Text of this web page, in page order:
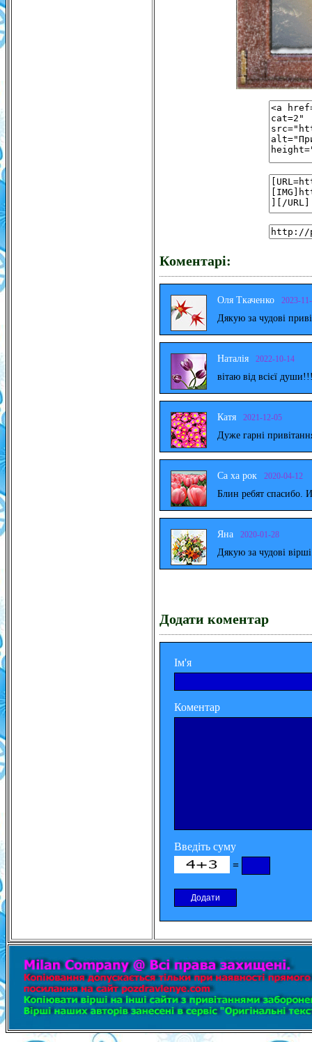
Коментарі:
Оля Ткаченко 2023-
Дякую за чудові
Наталія 2022-10-14
вітаю від всієї
Катя 2021-12-05
Дуже гарні
Са ха рок 2020-04-12
Блин ребят спасибо.
Яна 2020-01-28
Дякую за чудові
Додати коментар
Ім'я
Коментар
Введіть суму
=